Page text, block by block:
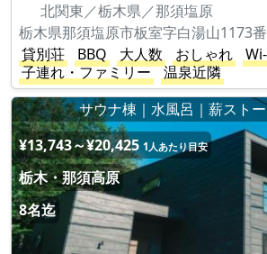
北関東／栃木県／那須塩原
栃木県那須塩原市板室字白湯山1173
貸別荘
BBQ 大人数 おしゃれ
子連れ・ファミリー
温泉近隣
サウナ棟｜水風呂｜薪スト
¥13,743～¥20,425 1人あたり目安
栃木・那須高原
8名迄